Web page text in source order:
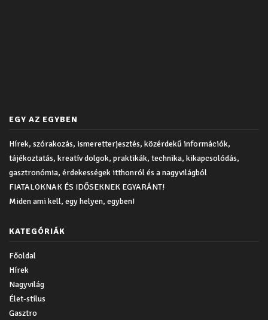
EGY AZ EGYBEN
Hírek, szórakozás, ismeretterjesztés, közérdekű információk,
tájékoztatás, kreatív dolgok, praktikák, technika, kikapcsolódás,
gasztronómia, érdekességek itthonról és a nagyvilágból
FIATALOKNAK ÉS IDŐSEKNEK EGYARÁNT!
Miden ami kell, egy helyen, egyben!
KATEGÓRIÁK
Főoldal
Hírek
Nagyvilág
Élet-stílus
Gasztro